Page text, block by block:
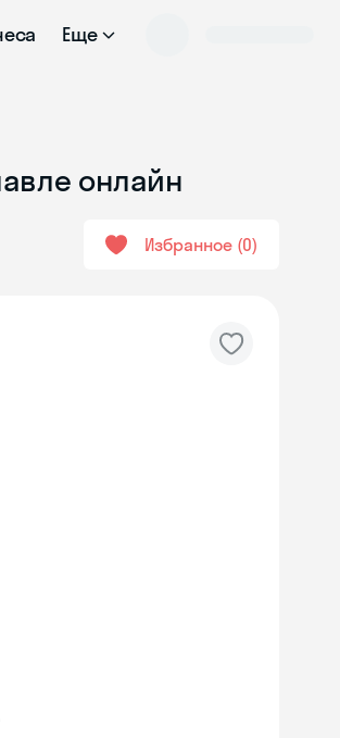
Еще
онлайн
Избранное 0